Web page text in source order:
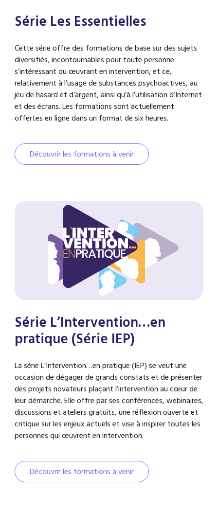
Série Les Essentielles
Cette série offre des formations de base sur des sujets
diversifiés, incontournables pour toute personne
s’intéressant ou œuvrant en intervention, et ce,
relativement à l’usage de substances psychoactives, au
jeu de hasard et d’argent, ainsi qu’à l’utilisation d’Internet
et des écrans. Les formations sont actuellement
offertes en ligne dans un format de six heures.
Découvrir les formations à venir
Série L’Intervention…en
pratique (Série IEP)
La série L’Intervention…en pratique (IEP) se veut une
occasion de dégager de grands constats et de présenter
des projets novateurs plaçant l’intervention au cœur de
leur démarche. Elle offre par ses conférences, webinaires,
discussions et ateliers gratuits, une réflexion ouverte et
critique sur les enjeux actuels et vise à inspirer toutes les
personnes qui œuvrent en intervention.
Découvrir les formations à venir